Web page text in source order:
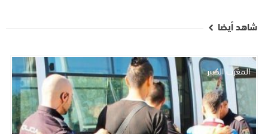
شاهد أيضا
المغرب الكبير